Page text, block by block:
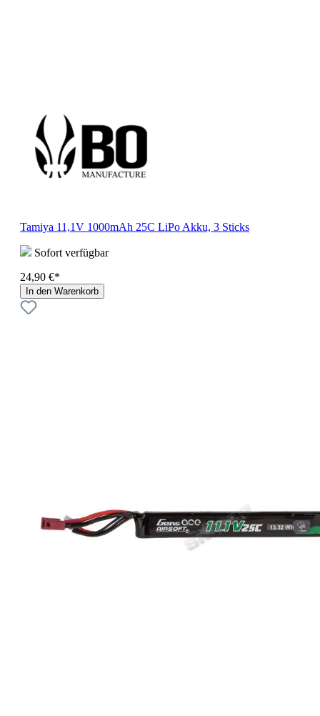
Tamiya 11,1V 1000mAh 25C LiPo Akku, 3 Sticks
Sofort verfügbar
24,90 €*
In den Warenkorb